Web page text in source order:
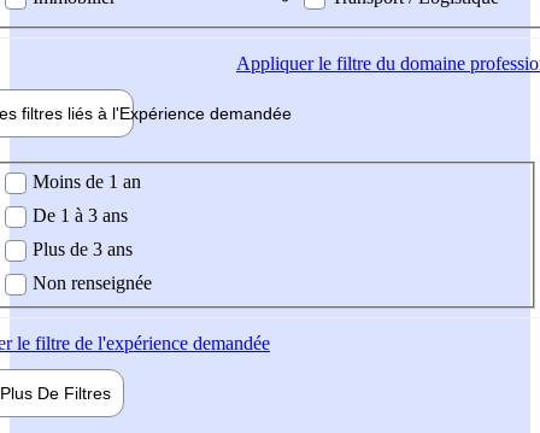
Appliquerle filtre du domaine
filtres liés à l'Expérience demandée
demandée
Moins de 1 an
De 1 à 3 ans
Plus de 3 ans
Non renseignée
le filtre de l'expérience demandée
Plus De Filtres